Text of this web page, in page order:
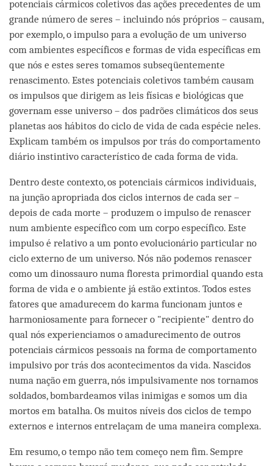
potenciais cármicos coletivos das ações precedentes de um
grande número de seres – incluindo nós próprios – causam,
por exemplo, o impulso para a evolução de um universo
com ambientes específicos e formas de vida específicas em
que nós e estes seres tomamos subseqüentemente
renascimento. Estes potenciais coletivos também causam
os impulsos que dirigem as leis físicas e biológicas que
governam esse universo – dos padrões climáticos dos seus
planetas aos hábitos do ciclo de vida de cada espécie neles.
Explicam também os impulsos por trás do comportamento
diário instintivo característico de cada forma de vida.
Dentro deste contexto, os potenciais cármicos individuais,
na junção apropriada dos ciclos internos de cada ser –
depois de cada morte – produzem o impulso de renascer
num ambiente específico com um corpo específico. Este
impulso é relativo a um ponto evolucionário particular no
ciclo externo de um universo. Nós não podemos renascer
como um dinossauro numa floresta primordial quando esta
forma de vida e o ambiente já estão extintos. Todos estes
fatores que amadurecem do karma funcionam juntos e
harmoniosamente para fornecer o "recipiente" dentro do
qual nós experienciamos o amadurecimento de outros
potenciais cármicos pessoais na forma de comportamento
impulsivo por trás dos acontecimentos da vida. Nascidos
numa nação em guerra, nós impulsivamente nos tornamos
soldados, bombardeamos vilas inimigas e somos um dia
mortos em batalha. Os muitos níveis dos ciclos de tempo
externos e internos entrelaçam de uma maneira complexa.
Em resumo, o tempo não tem começo nem fim. Sempre